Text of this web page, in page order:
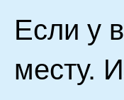
Если у
месту.